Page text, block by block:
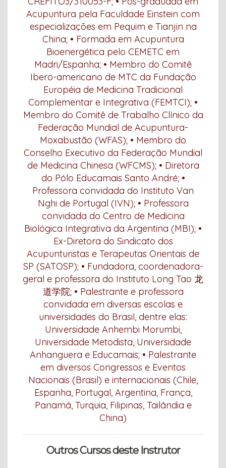
Acupuntura pela Faculdade Einstein com
especializações em Pequim e Tianjin na
China; • Formada em Acupuntura
Bioenergética pelo CEMETC em
Madri/Espanha; • Membro do Comitê
Ibero-americano de MTC da Fundação
Européia de Medicina Tradicional
Complementar e Integrativa (FEMTCI); •
Membro do Comitê de Trabalho Clínico da
Federação Mundial de Acupuntura-
Moxabustão (WFAS); • Membro do
Conselho Executivo da Federação Mundial
de Medicina Chinesa (WFCMS); • Diretora
do Pólo Educamais Santo André; •
Professora convidada do Instituto Van
Nghi de Portugal (IVN); • Professora
convidada do Centro de Medicina
Biológica Integrativa da Argentina (MBI); •
Ex-Diretora do Sindicato dos
Acupunturistas e Terapeutas Orientais de
SP (SATOSP); • Fundadora, coordenadora-
geral e professora do Instituto Long Tao 龙
道学院; • Palestrante e professora
convidada em diversas escolas e
universidades do Brasil, dentre elas:
Universidade Anhembi Morumbi,
Universidade Metodista, Universidade
Anhanguera e Educamais; • Palestrante
em diversos Congressos e Eventos
Nacionais (Brasil) e internacionais (Chile,
Espanha, Portugal, Argentina, França,
Panamá, Turquia, Filipinas, Tailândia e
China)
Outros Cursos deste Instrutor